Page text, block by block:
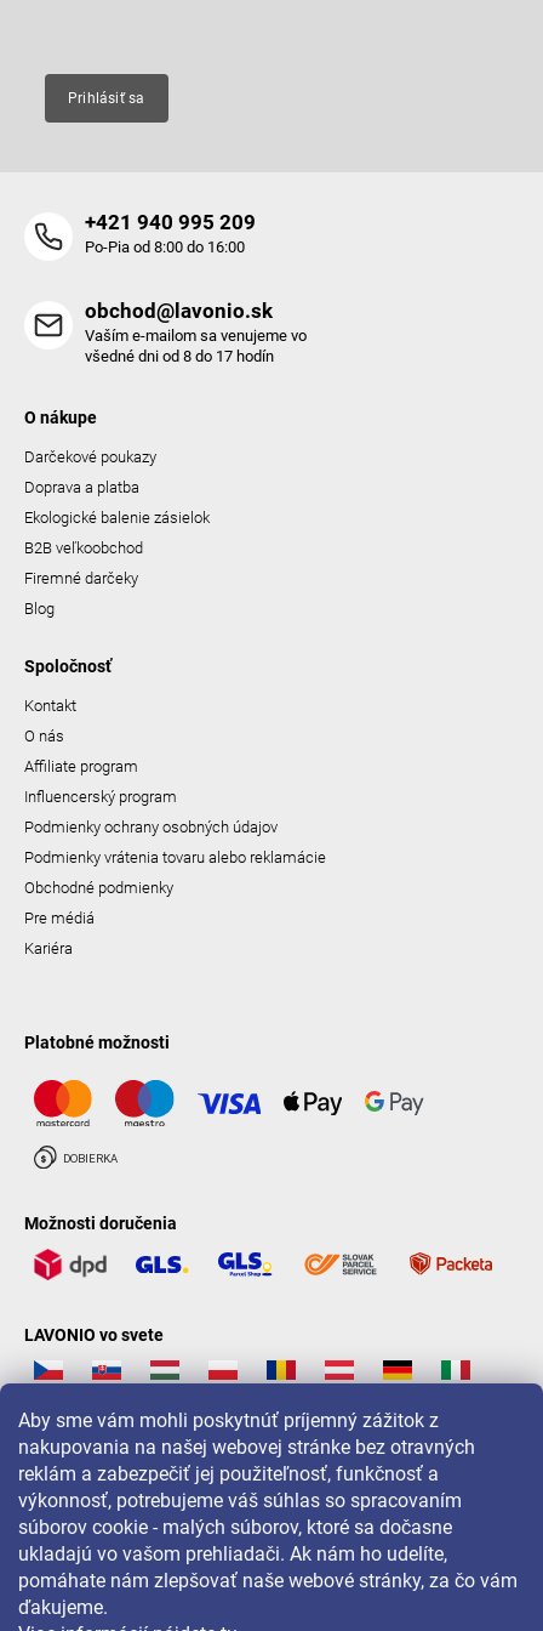
Aby sme vám mohli poskytnúť príjemný zážitok z
nakupovania na našej webovej stránke bez otravných
reklám a zabezpečiť jej použiteľnosť, funkčnosť a
výkonnosť, potrebujeme váš súhlas so spracovaním
súborov cookie - malých súborov, ktoré sa dočasne
ukladajú vo vašom prehliadači. Ak nám ho udelíte,
pomáhate nám zlepšovať naše webové stránky, za čo vám
ďakujeme.
Prihlásiť sa
+421 940 995 209
Po-Pia od 8:00 do 16:00
obchod@lavonio.sk
Vaším e-mailom sa venujeme vo
všedné dni od 8 do 17 hodín
O nákupe
Darčekové poukazy
Doprava a platba
Ekologické balenie zásielok
B2B veľkoobchod
Firemné darčeky
Blog
Spoločnosť
Kontakt
O nás
Affiliate program
Influencerský program
Podmienky ochrany osobných údajov
Podmienky vrátenia tovaru alebo reklamácie
Obchodné podmienky
Pre médiá
Kariéra
Platobné možnosti
Možnosti doručenia
LAVONIO vo svete
Pre akcie, súťaže a zľavy nás sledujte na: